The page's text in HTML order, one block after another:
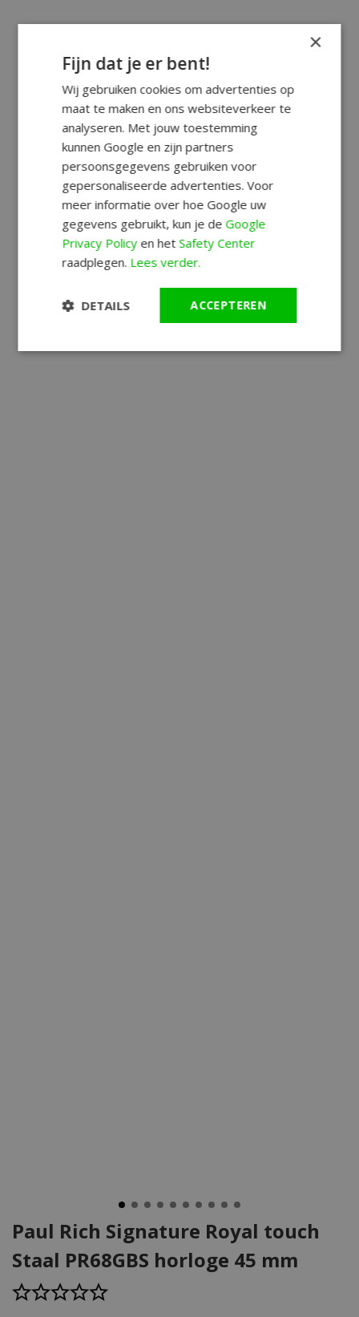
Paul Rich Signature Royal touch
Staal PR68GBS horloge 45 mm
×
Fijn dat je er bent!
Wij gebruiken cookies om advertenties op
maat te maken en ons websiteverkeer te
analyseren. Met jouw toestemming
kunnen Google en zijn partners
persoonsgegevens gebruiken voor
gepersonaliseerde advertenties. Voor
meer informatie over hoe Google uw
gegevens gebruikt, kun je deGoogle
Privacy Policyen hetSafety Center
raadplegen. Lees verder.
ACCEPTEREN
DETAILS